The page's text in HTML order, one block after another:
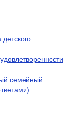
детского
семейный